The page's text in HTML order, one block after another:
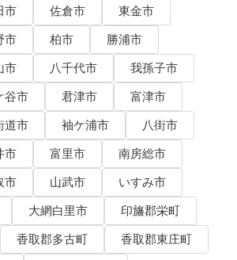
市 佐倉市
東金市
市 柏市
勝浦市
市 八千代市
我孫子市
谷市 君津市
富津市
道市 袖ケ浦市
八街市
市 富里市
南房総市
市 山武市
いすみ市
大網白里市
印旛郡栄町
香取郡多古町
香取郡東庄町